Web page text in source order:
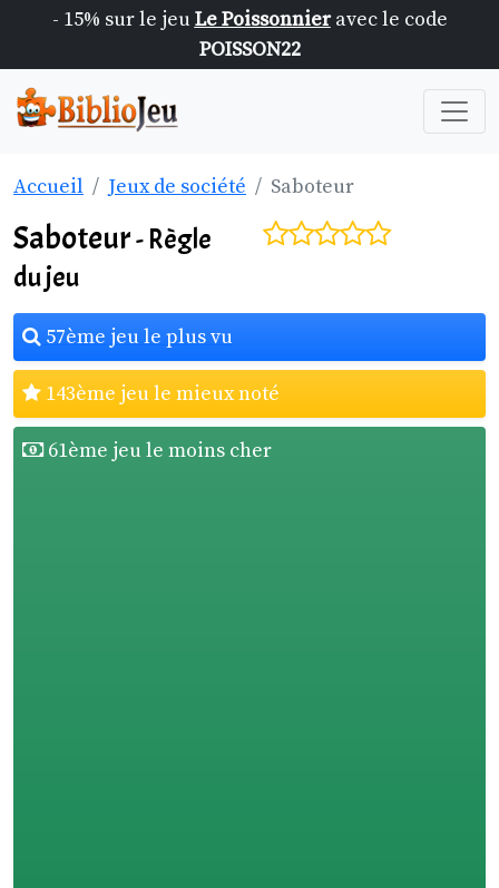
- 15% sur le jeuLe Poissonnieravec le code
POISSON22
Accueil Jeux de société Saboteur
Saboteur- Règle
du jeu
57ème jeu le plus vu
143ème jeu le mieux noté
61ème jeu le moins cher